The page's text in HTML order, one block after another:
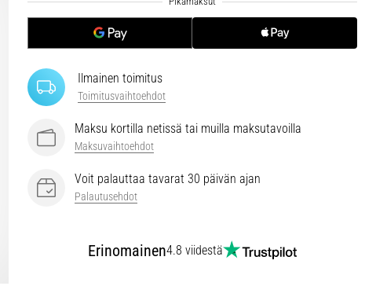
Ilmainen toimitus
Toimitusvaihtoehdot
Maksu kortilla netissä tai muilla maksutavoilla
Maksuvaihtoehdot
Voit palauttaa tavarat 30 päivän ajan
Palautusehdot
Erinomainen4.8 viidestä